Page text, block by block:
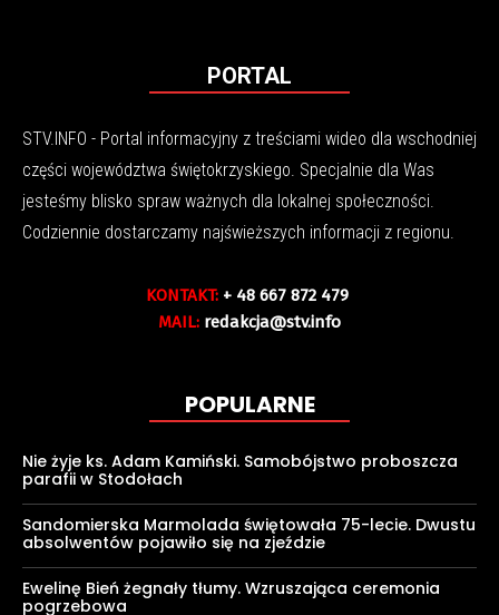
PORTAL
STV.INFO - Portal informacyjny z treściami wideo dla wschodniej
części województwa świętokrzyskiego. Specjalnie dla Was
jesteśmy blisko spraw ważnych dla lokalnej społeczności.
Codziennie dostarczamy najświeższych informacji z regionu.
KONTAKT: + 48 667 872 479
MAIL: redakcja@stv.info
POPULARNE
Nie żyje ks. Adam Kamiński. Samobójstwo proboszcza
parafii w Stodołach
Sandomierska Marmolada świętowała 75-lecie. Dwustu
absolwentów pojawiło się na zjeździe
Ewelinę Bień żegnały tłumy. Wzruszająca ceremonia
pogrzebowa